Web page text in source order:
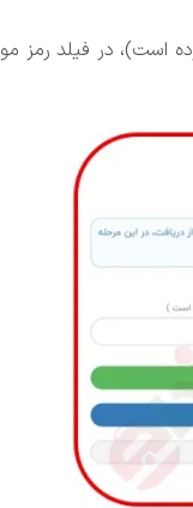
است)، در فیلد رمز